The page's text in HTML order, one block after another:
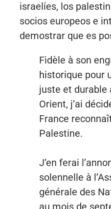
israelíes, los
socios europeos e
demostrar que es
Fidèle à son
historique pour
juste et durable
Orient, j’ai
France
Palestine.
J’en ferai
solennelle à
générale des
au mois de